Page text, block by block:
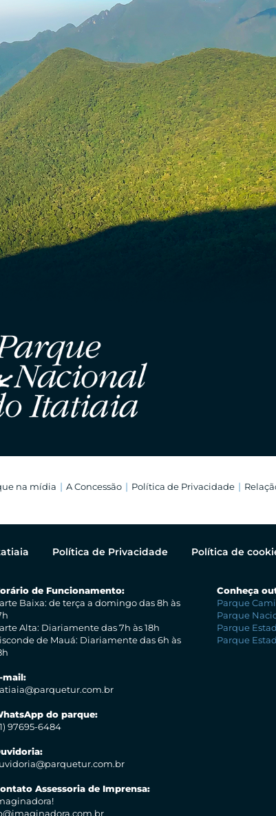
na mídia A Concessão Política de Privacidade
Política de Privacidade Política de
de Funcionamento:
Baixa: de terça a domingo das 8h às
Alta: Diariamente das 7h às 18h
de Mauá: Diariamente das 6h às
mail:
do parque:
97695-6484
Assessoria de Imprensa:
Conheça
Parque
Parque
Parque
Parque